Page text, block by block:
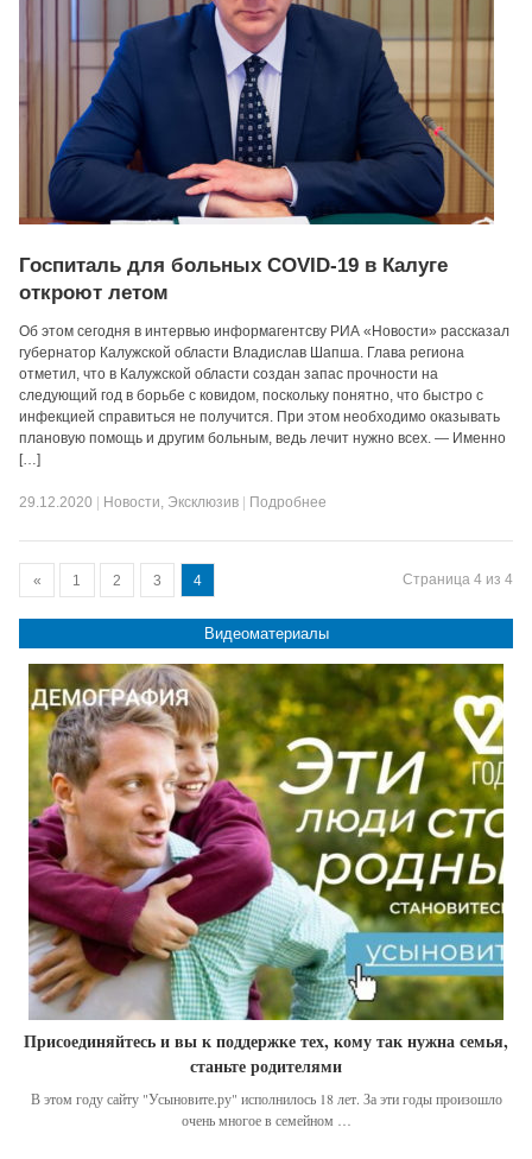
Госпиталь для больных COVID-19 в Калуге
откроют летом
Об этом сегодня в интервью информагентсву РИА «Новости» рассказал
губернатор Калужской области Владислав Шапша. Глава региона
отметил, что в Калужской области создан запас прочности на
следующий год в борьбе с ковидом, поскольку понятно, что быстро с
инфекцией справиться не получится. При этом необходимо оказывать
плановую помощь и другим больным, ведь лечит нужно всех. — Именно
[…]
29.12.2020 Новости, Эксклюзив Подробнее
Страница 4 из 4
« 1 2 3 4
Видеоматериалы
Присоединяйтесь и вы к поддержке тех, кому так нужна семья,
станьте родителями
В этом году сайту "Усыновите.ру" исполнилось 18 лет. За эти годы произошло
очень многое в семейном …